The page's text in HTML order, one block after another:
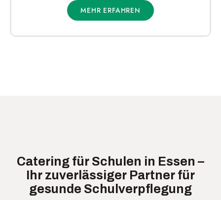
MEHR ERFAHREN
Catering für Schulen in Essen –
Ihr zuverlässiger Partner für
gesunde Schulverpflegung